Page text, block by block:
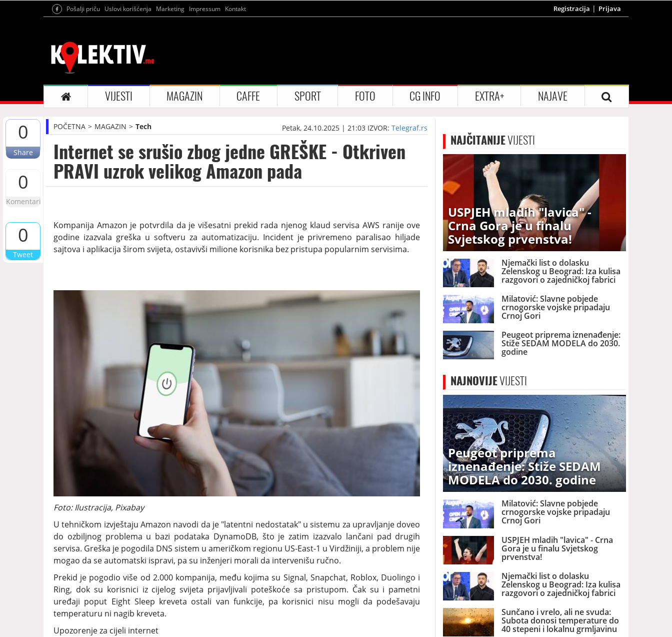
Pošalji priču Uslovi korišćenja Marketing Impressum Kontakt Registracija Prijava
VIJESTI MAGAZIN CAFFE SPORT FOTO CG INFO EXTRA+ NAJAVE
0
Share
0
Komentari
0
Tweet
POČETNA MAGAZIN Tech Petak, 24.10.2025 | 21:03 IZVOR:Telegraf.rs
Internet se srušio zbog jedne GREŠKE - Otkriven
PRAVI uzrok velikog Amazon pada
Kompanija Amazon je potvrdila da je višesatni prekid rada njenog klaud servisa AWS ranije ove
godine izazvala greška u softveru za automatizaciju. Incident je privremeno paralisao hiljade
sajtova i aplikacija širom svijeta, ostavivši milione korisnika bez pristupa popularnim servisima.
Foto: Ilustracija, Pixabay
U tehničkom izvještaju Amazon navodi da je "latentni nedostatak" u sistemu za upravljanje doveo
do ozbiljnog problema u bazi podataka DynamoDB, što je zatim izazvalo lančani pad drugih
servisa. Greška je pogodila DNS sistem u američkom regionu US-East-1 u Virdžiniji, a problem nije
mogao da se automatski ispravi, pa su inženjeri morali da intervenišu ručno.
Prekid je pogodio više od 2.000 kompanija, među kojima su Signal, Snapchat, Roblox, Duolingo i
Ring, dok su korisnici iz cijelog svijeta prijavljivali poteškoće sa pristupom. Čak su i pametni
uređaji poput Eight Sleep kreveta ostali van funkcije, pa korisnici nisu mogli da podešavaju
temperaturu ni nagib kreveta.
Upozorenje za cijeli internet
NAJČITANIJEVIJESTI
USPJEH mladih "lavica" -
Crna Gora je u finalu
Svjetskog prvenstva!
Njemački list o dolasku
Zelenskog u Beograd: Iza kulisa
razgovori o zajedničkoj fabrici
dronova u Srbiji
Milatović: Slavne pobjede
crnogorske vojske pripadaju
Crnoj Gori
Peugeot priprema iznenađenje:
Stiže SEDAM MODELA do 2030.
godine
NAJNOVIJEVIJESTI
Peugeot priprema
iznenađenje: Stiže SEDAM
MODELA do 2030. godine
Milatović: Slavne pobjede
crnogorske vojske pripadaju
Crnoj Gori
USPJEH mladih "lavica" - Crna
Gora je u finalu Svjetskog
prvenstva!
Njemački list o dolasku
Zelenskog u Beograd: Iza kulisa
razgovori o zajedničkoj fabrici
dronova u Srbiji
Sunčano i vrelo, ali ne svuda:
Subota donosi temperature do
40 stepeni i lokalnu grmljavinu